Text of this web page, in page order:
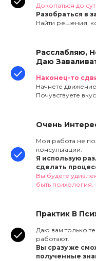
Докопаться до
Разобраться в
Найти решения,
Расслабляю,
Даю
Наконец-то
Начнете
Почувствуете
Очень
Моя работа не
консультации.
Я использую
сделать
Вы будете
быть психология.
Практик В
Даю вам только
работают.
Вы сразу же
полученные